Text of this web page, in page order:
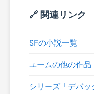
🔗 関連リンク
SFの小説一覧
ユームの他の作品
シリーズ「デバ